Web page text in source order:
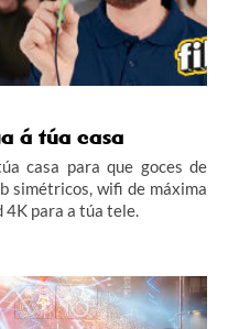
á túa casa
casa para que goces de
simétricos, wifi de máxima
4K para a túa tele.